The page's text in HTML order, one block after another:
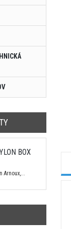
BOX
Arnoux,...